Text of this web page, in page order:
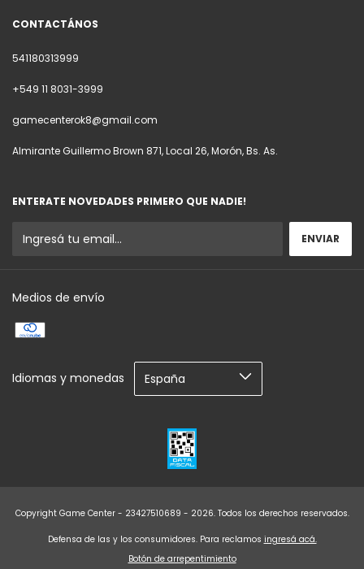
CONTACTÁNOS
541180313999
+549 11 8031-3999
gamecenterok8@gmail.com
Almirante Guillermo Brown 871, Local 26, Morón, Bs. As.
ENTERATE NOVEDADES PRIMERO QUE NADIE!
Medios de envío
Idiomas y monedas
Copyright Game Center - 23427510689 - 2026. Todos los derechos reservados.
Defensa de las y los consumidores. Para reclamos ingresá acá.
Botón de arrepentimiento